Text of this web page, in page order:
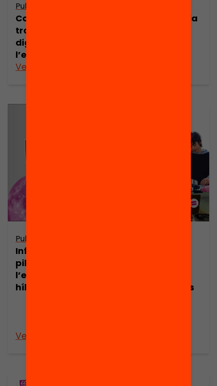
Publicació
Com impulsar la
transformació
digital de
l’escola. 2023
Veure’n més
Com impulsar la
Publicació
Infografia: Els 8
pilars de
l’educació
híbrida
Veure’n més
demana que es